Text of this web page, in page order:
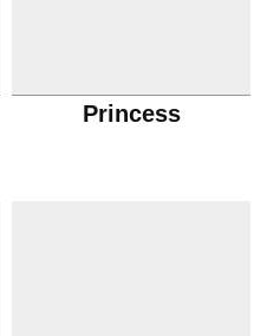
Princess